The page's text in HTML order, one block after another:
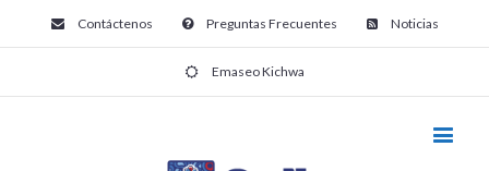
Contáctenos Preguntas Frecuentes Noticias
Emaseo Kichwa